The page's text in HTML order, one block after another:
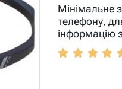
Мінімальне
телефону,
інформацію